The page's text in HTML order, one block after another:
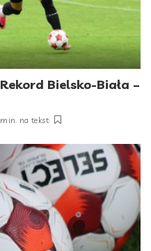
Bielsko-Biała –
na tekst